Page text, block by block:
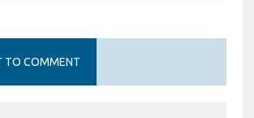
TO COMMENT